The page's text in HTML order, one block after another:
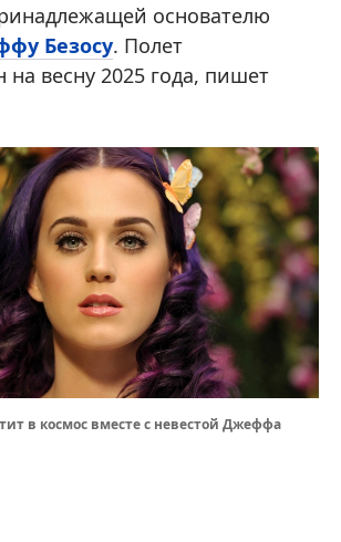
основателю
Безосу. Полет
на весну 2025 года, пишет
в космос вместе с невестой Джеффа